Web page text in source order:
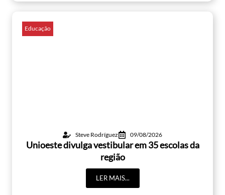
Educação
Steve Rodríguez 09/08/2026
Unioeste divulga vestibular em 35 escolas da
região
LER MAIS...